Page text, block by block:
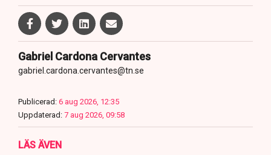
Gabriel Cardona Cervantes
gabriel.cardona.cervantes@tn.se
Publicerad: 6 aug 2026, 12:35
Uppdaterad: 7 aug 2026, 09:58
LÄS ÄVEN